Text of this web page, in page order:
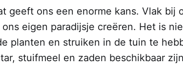
geeft ons een enorme kans. Vlak bij
eigen paradijsje creëren. Het is
planten en struiken in de tuin te
stuifmeel en zaden beschikbaar